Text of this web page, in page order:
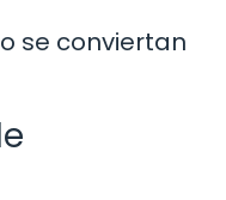
se conviertan